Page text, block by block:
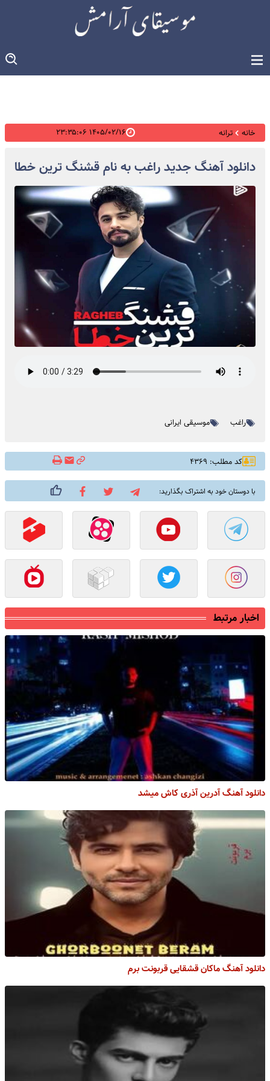
خانه ترانه ۱۴۰۵/۰۲/۱۶ ۲۳:۳۵:۰۶
دانلود آهنگ جدید راغب به نام قشنگ ترین خطا
راغب موسیقی ایرانی
کد مطلب: ۴۳۶۹
با دوستان خود به اشتراک بگذارید:
اخبار مرتبط
دانلود آهنگ آدرین آذری کاش میشد
دانلود آهنگ ماکان قشقایی قربونت برم